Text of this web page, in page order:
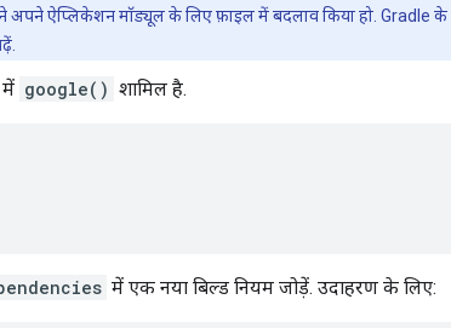
ऐप्लिकेशन मॉड्यूल के लिए फ़ाइल में बदलाव किया हो. Gradle के
में google() शामिल है.
में एक नया बिल्ड नियम जोड़ें. उदाहरण के लिए: